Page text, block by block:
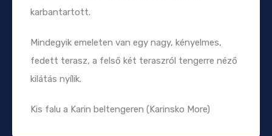
karbantartott.
Mindegyik emeleten van egy nagy, kényelmes,
fedett terasz, a felső két teraszról tengerre néző
kilátás nyílik.
Kis falu a Karin beltengeren (Karinsko More)